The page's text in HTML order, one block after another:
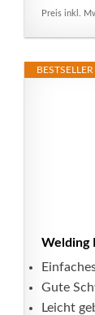
Preis inkl.
Welding
Gute
Leicht